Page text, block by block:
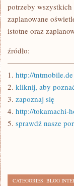
potrzeby
zaplanowane
istotne oraz
źródło:
1. http://tntmobile.de
2. kliknij, aby
3. zapoznaj się
4. http://tokamachi-
5. sprawdź nasze
CATEGORIES: BLOG